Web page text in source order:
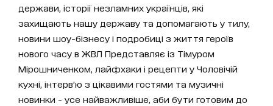
держави, історії незламних українців, які
захищають нашу державу та допомагають у тилу,
новини шоу-бізнесу і подробиці з життя героїв
нового часу в ЖВЛ Представляє із Тімуром
Мірошниченком, лайфхаки і рецепти у Чоловічій
кухні, інтерв’ю з цікавими гостями та музичні
новинки - усе найважливіше, аби бути готовим до